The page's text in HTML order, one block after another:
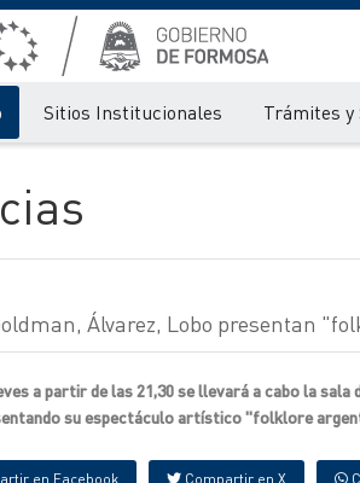
Sitios Institucionales Trámites y
Álvarez, Lobo presentan
a partir de las 21,30 se llevará a cabo la
su espectáculo artístico "folklore
en Facebook Compartir en X